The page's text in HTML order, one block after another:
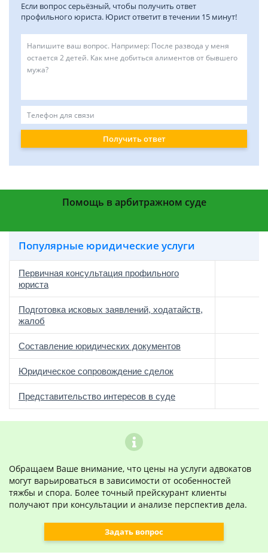
Если вопрос серьёзный, чтобы получить ответ
профильного юриста. Юрист ответит в течении 15 минут!
Получить ответ
Помощь в арбитражном суде
Популярные юридические услуги
Первичная консультация профильного
юриста
Подготовка исковых заявлений, ходатайств,
жалоб
Составление юридических документов
Юридическое сопровождение сделок
Представительство интересов в суде
Обращаем Ваше внимание, что цены на услуги адвокатов
могут варьироваться в зависимости от особенностей
тяжбы и спора. Более точный прейскурант клиенты
получают при консультации и анализе перспектив дела.
Задать вопрос